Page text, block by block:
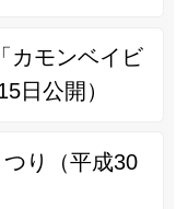
カモンベイビ
日公開）
り（平成30